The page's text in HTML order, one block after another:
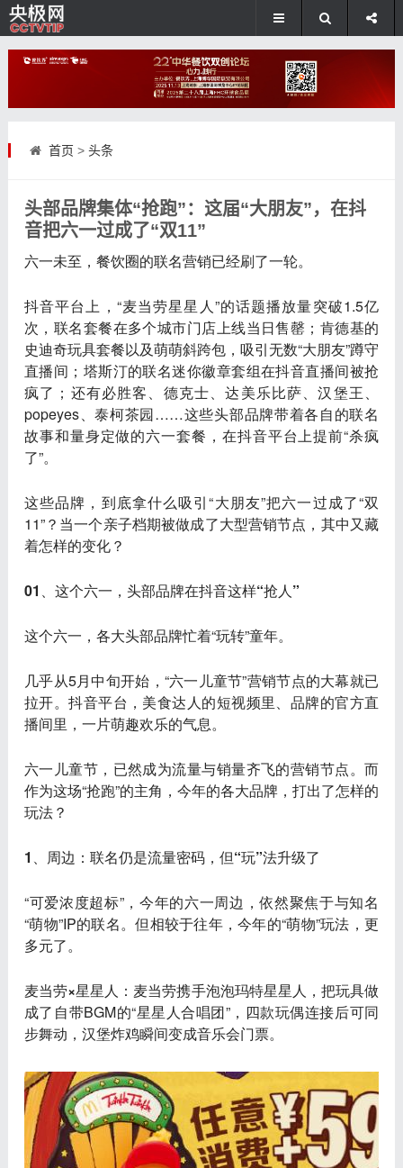
首页 > 头条
头部品牌集体“抢跑”：这届“大朋友”，在抖
音把六一过成了“双11”
六一未至，餐饮圈的联名营销已经刷了一轮。
抖音平台上，“麦当劳星星人”的话题播放量突破1.5亿
次，联名套餐在多个城市门店上线当日售罄；肯德基的
史迪奇玩具套餐以及萌萌斜跨包，吸引无数“大朋友”蹲守
直播间；塔斯汀的联名迷你徽章套组在抖音直播间被抢
疯了；还有必胜客、德克士、达美乐比萨、汉堡王、
popeyes、泰柯茶园……这些头部品牌带着各自的联名
故事和量身定做的六一套餐，在抖音平台上提前“杀疯
了”。
这些品牌，到底拿什么吸引“大朋友”把六一过成了“双
11”？当一个亲子档期被做成了大型营销节点，其中又藏
着怎样的变化？
01、这个六一，头部品牌在抖音这样“抢人”
这个六一，各大头部品牌忙着“玩转”童年。
几乎从5月中旬开始，“六一儿童节”营销节点的大幕就已
拉开。抖音平台，美食达人的短视频里、品牌的官方直
播间里，一片萌趣欢乐的气息。
六一儿童节，已然成为流量与销量齐飞的营销节点。而
作为这场“抢跑”的主角，今年的各大品牌，打出了怎样的
玩法？
1、周边：联名仍是流量密码，但“玩”法升级了
“可爱浓度超标”，今年的六一周边，依然聚焦于与知名
“萌物”IP的联名。但相较于往年，今年的“萌物”玩法，更
多元了。
麦当劳×星星人 ：麦当劳携手泡泡玛特星星人，把玩具做
成了自带BGM的“星星人合唱团”，四款玩偶连接后可同
步舞动，汉堡炸鸡瞬间变成音乐会门票。